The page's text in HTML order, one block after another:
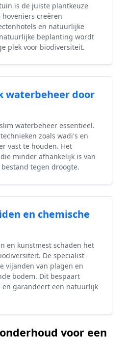
is de juiste plantkeuze
creëren
en natuurlijke
beplanting wordt
plek voor biodiversiteit.
waterbeheer door
waterbeheer essentieel.
zoals wadi's en
vast te houden. Het
minder afhankelijk is van
tegen droogte.
en chemische
en kunstmest schaden het
De specialist
vijanden van plagen en
bodem. Dit bespaart
en garandeert een natuurlijk
voor een